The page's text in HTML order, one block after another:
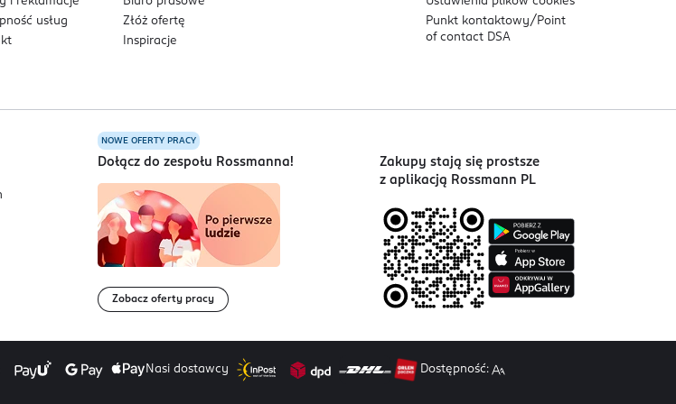
usług
Złóż ofertę
Inspiracje
Punkt kontaktowy/ Point
of contact DSA
NOWE OFERTY PRACY
Dołącz do zespołu Rossmanna!
Zobacz oferty pracy
Zakupy stają się prostsze
z aplikacją Rossmann PL
Nasi dostawcy Dostępność: